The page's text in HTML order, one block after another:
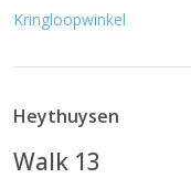
Kringloopwinkel
Heythuysen
Walk 13